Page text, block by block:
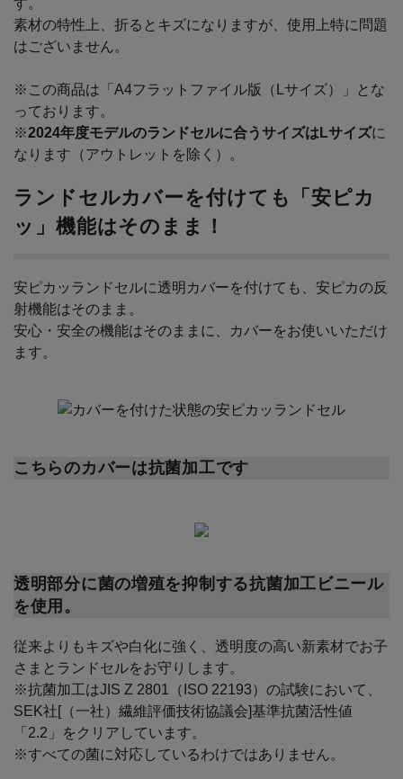
す。
素材の特性上、折るとキズになりますが、使用上特に問題
はございません。
※この商品は「A4フラットファイル版（Lサイズ）」とな
っております。
※2024年度モデルのランドセルに合うサイズはLサイズに
なります（アウトレットを除く）。
ランドセルカバーを付けても「安ピカ
ッ」機能はそのまま！
安ピカッランドセルに透明カバーを付けても、安ピカの反
射機能はそのまま。
安心・安全の機能はそのままに、カバーをお使いいただけ
ます。
こちらのカバーは抗菌加工です
透明部分に菌の増殖を抑制する抗菌加工ビニール
を使用。
従来よりもキズや白化に強く、透明度の高い新素材でお子
さまとランドセルをお守りします。
※抗菌加工はJIS Z 2801（ISO 22193）の試験において、
SEK社[（一社）繊維評価技術協議会]基準抗菌活性値
「2.2」をクリアしています。
※すべての菌に対応しているわけではありません。